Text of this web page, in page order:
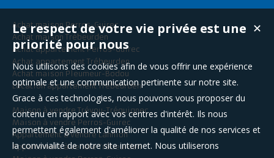
Achat maison Perros-Guirec
Achat maison Trébeurden
Achat appartement Perros-Guirec
Achat appartement Trébeurden
Achat maison Pleumeur-Bodou
Location appartement Trébeurden
Maison à vendre Trévou-Tréguignec
Maison à vendre Perros-Guirec
Appartement à vendre Lannion
Appartement à vendre Trébeurden
✕
Le respect de votre vie privée est une
priorité pour nous
Nous utilisons des cookies afin de vous offrir une expérience
optimale et une communication pertinente sur notre site.
Grace à ces technologies, nous pouvons vous proposer du
contenu en rapport avec vos centres d'intérêt. Ils nous
permettent également d'améliorer la qualité de nos services et
la convivialité de notre site internet. Nous utiliserons